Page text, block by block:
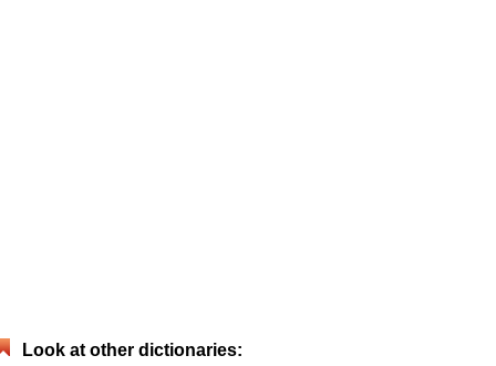
Look at other dictionaries: